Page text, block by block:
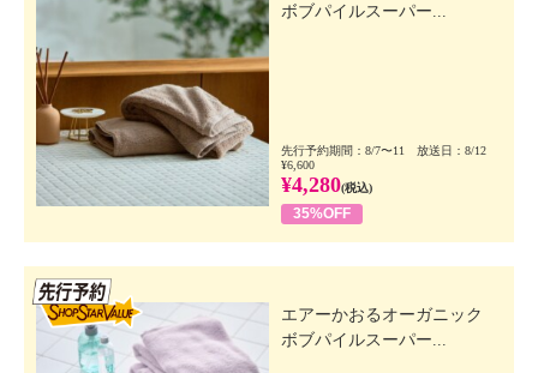
ボブパイルスーパー...
先行予約期間：8/7〜11 放送日：8/12
¥6,600
¥4,280(税込)
35%OFF
エアーかおるオーガニック
ボブパイルスーパー...